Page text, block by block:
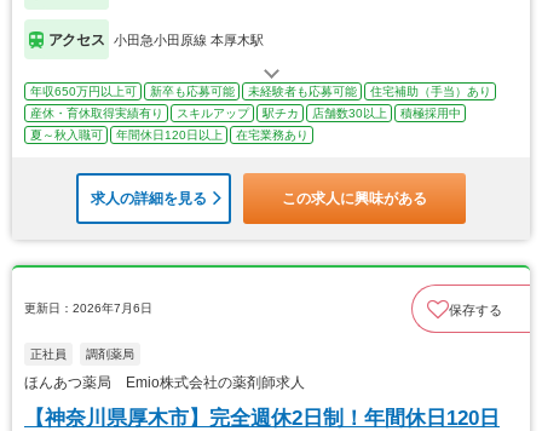
アクセス 小田急小田原線 本厚木駅
年収650万円以上可 新卒も応募可能 未経験者も応募可能
住宅補助（手当）あり
産休・育休取得実績有り
スキルアップ 駅チカ 店舗数30以上
積極採用中
夏～秋入職可
年間休日120日以上 在宅業務あり
求人の詳細を見る この求人に興味がある
更新日：2026年7月6日 保存する
正社員 調剤薬局
ほんあつ薬局 Emio株式会社の薬剤師求人
【神奈川県厚木市】完全週休2日制！年間休日120日